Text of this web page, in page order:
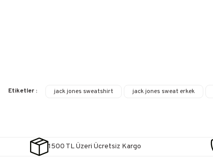
Etiketler : jack jones sweatshirt jack jones sweat erkek
1500 TL Üzeri Ücretsiz Kargo